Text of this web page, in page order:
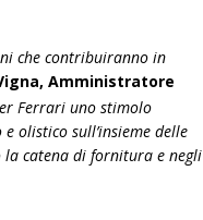
che contribuiranno in
Amministratore
Ferrari uno stimolo
olistico sull’insieme delle
la catena di fornitura e negli